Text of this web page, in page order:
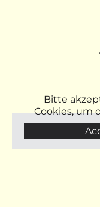
Bitte
Cookies, um